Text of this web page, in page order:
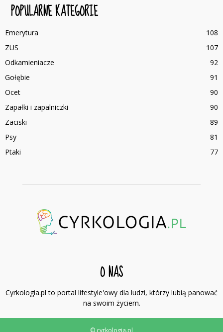
POPULARNE KATEGORIE
Emerytura
108
ZUS
107
Odkamieniacze
92
Gołębie
91
Ocet
90
Zapałki i zapalniczki
90
Zaciski
89
Psy
81
Ptaki
77
O NAS
Cyrkologia.pl to portal lifestyle'owy dla ludzi, którzy lubią panować
na swoim życiem.
© cyrkologia.pl